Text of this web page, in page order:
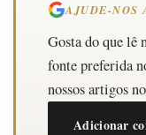
AJUDE-NOS
Gosta do que lê
fonte preferida
nossos artigos
Adicionar